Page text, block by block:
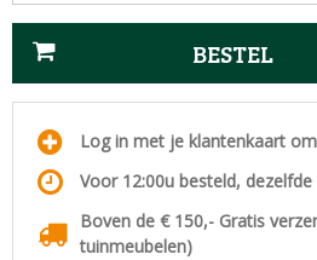
Log in met je klantenkaart
Voor 12:00u besteld,
Boven de € 150,- Gratis
tuinmeubelen)